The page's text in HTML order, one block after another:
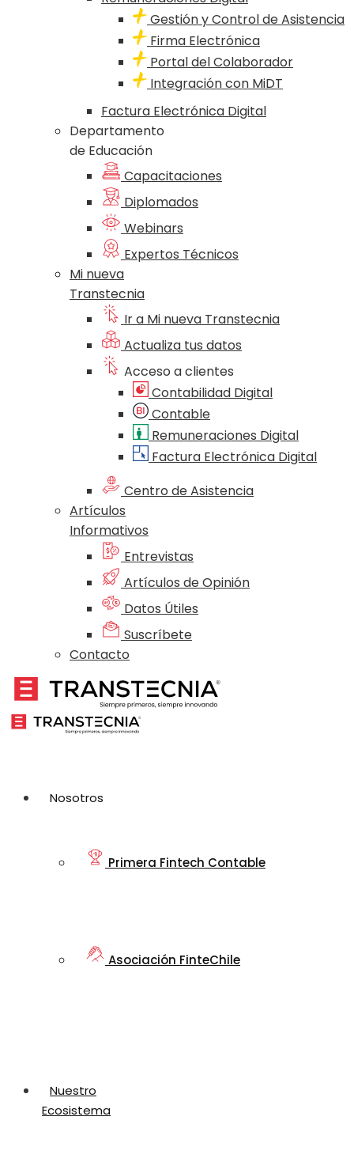
Gestión y Control de Asistencia
Firma Electrónica
Portal del Colaborador
Integración con MiDT
Factura Electrónica Digital
Departamento
de Educación
Capacitaciones
Diplomados
Webinars
Expertos Técnicos
Mi nueva
Transtecnia
Ir a Mi nueva Transtecnia
Actualiza tus datos
Acceso a clientes
Contabilidad Digital
Contable
Remuneraciones Digital
Factura Electrónica Digital
Centro de Asistencia
Artículos
Informativos
Entrevistas
Artículos de Opinión
Datos Útiles
Suscríbete
Contacto
Nosotros
Primera Fintech Contable
Asociación FinteChile
Nuestro
Ecosistema